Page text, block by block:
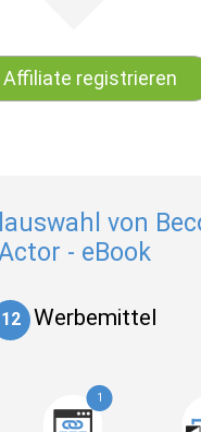
registrieren
von
- eBook
12 Werbemittel
1